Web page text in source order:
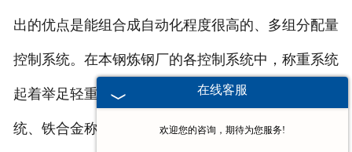
出的优点是能组合成自动化程度很高的、多组分配量
控制系统。在本钢炼钢厂的各控制系统中，称重系统
起着举足轻重的作用。如转炉炼钢中的辅原料加料系
统、铁合金称量系统，铁水预处理系统的镁粉罐及石
在线客服
欢迎您的咨询，期待为您服务!